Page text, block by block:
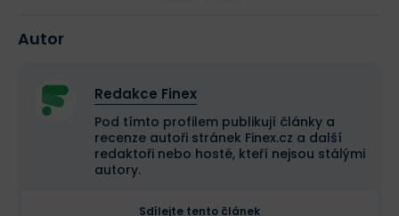
Autor
Redakce Finex
Pod tímto profilem publikují články a
recenze autoři stránek Finex.cz a další
redaktoři nebo hosté, kteří nejsou stálými
autory.
Sdílejte tento článek